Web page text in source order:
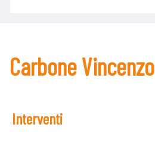
Carbone Vincenzo
Interventi